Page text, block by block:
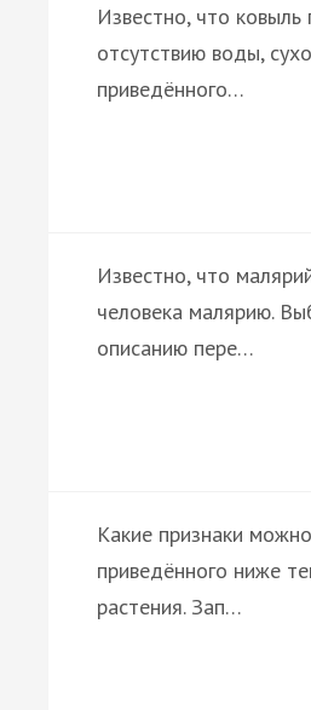
Известно, что
отсутствию воды,
приведённого…
Известно, что
человека малярию.
описанию пере…
Какие признаки
приведённого ниже
растения. Зап…